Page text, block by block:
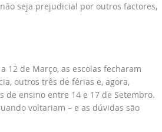
seja prejudicial por outros factores,
12 de Março, as escolas fecharam
outros três de férias e, agora,
de ensino entre 14 e 17 de Setembro.
voltariam – e as dúvidas são